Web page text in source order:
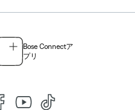
Bose Connectア
プリ